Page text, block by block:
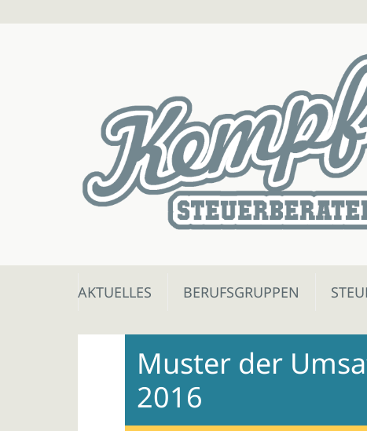
Skip
AKTUELLES BERUFSGRUPPEN
Muster der
2016